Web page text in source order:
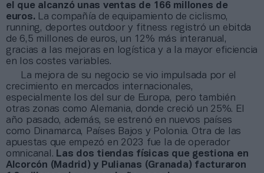
el que alcanzó unas ventas de 166 millones de
euros.
La compañía de equipamiento de ciclismo,
running, deportes outdoor y fitness registró un ebitda
de 6,5 millones de euros, un 12% más interanual,
gracias a las mejoras en logística y a la mayor eficiencia
en los costes variables.
La mejora de su negocio se vio impulsada por el
crecimiento en mercados internacionales,
especialmente los del sur de Europa, pero también
otras zonas como Alemania, donde creció un 25%. El
año pasado, además, se estrenó en nuevos países
como Dinamarca, Países Bajos y Polonia. Otra de las
apuestas que empezó en 2023 fue la de operador
omnicanal. Las dos tiendas físicas que gestiona en
Alcorcón (Madrid) y Pulianas (Granada) facturaron